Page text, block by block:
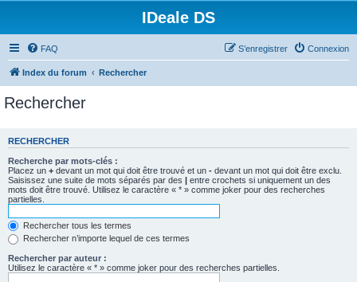
IDeale DS
FAQ Connexion
S’enregistrer
Index du forum Rechercher
Rechercher
RECHERCHER
Recherche par mots-clés :
Placez un + devant un mot qui doit être trouvé et un - devant un mot qui doit être exclu.
Saisissez une suite de mots séparés par des | entre crochets si uniquement un des
mots doit être trouvé. Utilisez le caractère « * » comme joker pour des recherches
partielles.
Rechercher tous les termes
Rechercher n’importe lequel de ces termes
Rechercher par auteur :
Utilisez le caractère « * » comme joker pour des recherches partielles.